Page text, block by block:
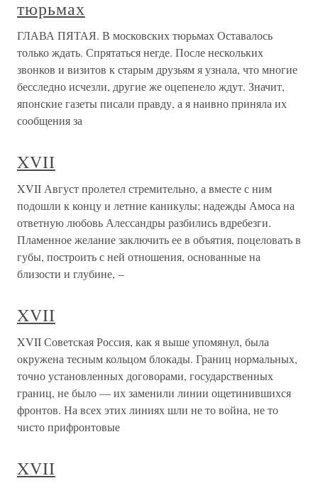
тюрьмах
ГЛАВА ПЯТАЯ. В московских тюрьмах Оставалось
только ждать. Спрятаться негде. После нескольких
звонков и визитов к старым друзьям я узнала, что многие
бесследно исчезли, другие же оцепенело ждут. Значит,
японские газеты писали правду, а я наивно приняла их
сообщения за
XVII
XVII Август пролетел стремительно, а вместе с ним
подошли к концу и летние каникулы; надежды Амоса на
ответную любовь Алессандры разбились вдребезги.
Пламенное желание заключить ее в объятия, поцеловать в
губы, построить с ней отношения, основанные на
близости и глубине, –
XVII
XVII Советская Россия, как я выше упомянул, была
окружена тесным кольцом блокады. Границ нормальных,
точно установленных договорами, государственных
границ, не было — их заменили линии ощетинившихся
фронтов. На всех этих линиях шли не то война, не то
чисто прифронтовые
XVII